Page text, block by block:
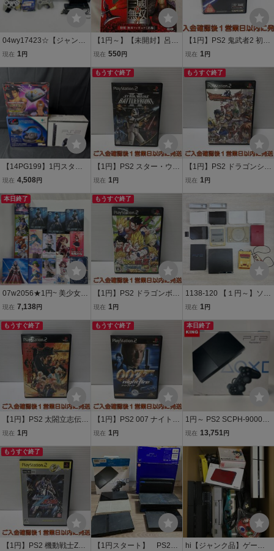
04wy17423☆【ジャンク
1円～】 SONY系 ジャン
ソニー 中古品
現在 1円
【1円～】【未開封】呂布
PS2 真・三國無双4 トレ
無双フィギュア
現在 550 円
【1円】PS2 鬼武者2 初回
プレス版 ゲームソフト 1A
現在 1 円
【14PG199】1円スター
ト ゲーム機 本体 プレステ
確認済み ハンドルコント
ローラー アーケードステ
ィック 鉄拳3
現在 4,508円
もうすぐ終了
【1円】PS2 スター・ウォ
ーズ バトルフロントII ゲ
検品 1A0129-146am/F8
現在 1円
もうすぐ終了
【1円】PS2 ドラゴンシャ
ドウスペル ゲームソフト
現在 1円
本日終了
07w2056★1円~ 美少女系
アニメ プライズフィギュ
ゼロ/ウマ娘/まどマギ/推し
の子 他 未開封 中古品
現在 7,138円
もうすぐ終了
【1円】PS2 ドラゴンボー
ルZ Sparking! METEOR
未検品 1A0129-141am/F8
現在 1 円
1138-120 【１円～】ソニ
ー プレイステーション P
FC 本体 まとめ CECH-20
00A SCPH-7000
現在 1 円
もうすぐ終了
【1円】PS2 太閤立志伝IV
ゲームソフト プレステ2 1
現在 1円
もうすぐ終了
【1円】PS2 007 ナイトフ
ァイア ゲームソフト プレ
現在 1円
本日終了
1円～ PS2 SCPH-90000
チャコールブラック
現在 13,751 円
もうすぐ終了
【1円】PS2 機動戦士Zガ
【1円スタート】 PS2
hi【ジャンク品】ゲーム